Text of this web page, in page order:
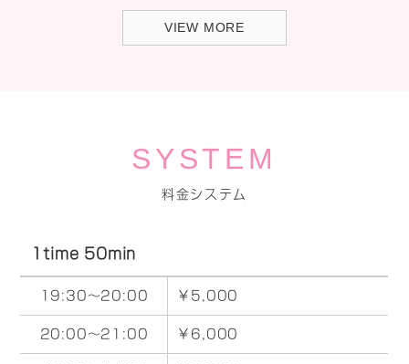
こちらから ↓↓↓↓↓
の方も大歓迎なので、 お気軽にご応募
ください。 詳しく求人情報はこちら
↓↓↓↓↓
VIEW MORE
SYSTEM
料金システム
1time 50min
19:30～20:00 ￥5,000
20:00～21:00 ￥6,000